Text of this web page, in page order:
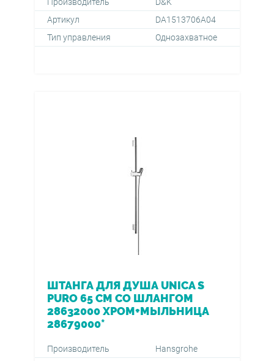
Артикул
DA1513706A04
Тип управления
Однозахватное
ШТАНГА ДЛЯ ДУША UNICA S
PURO 65 СМ СО ШЛАНГОМ
28632000 ХРОМ+МЫЛЬНИЦА
28679000*
Производитель
Hansgrohe